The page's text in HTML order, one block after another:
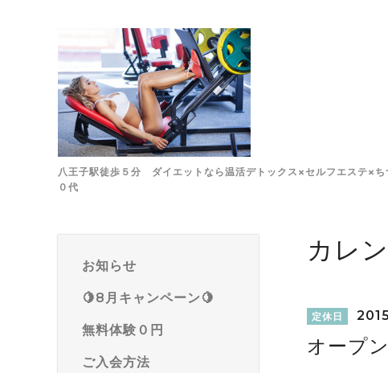
八王子駅徒歩５分 ダイエットなら温活デトックス×セルフエステ×
０代
お知らせ
🍋8月キャンペーン🍋
無料体験０円
ご入会方法
カレ
定休日
オープ